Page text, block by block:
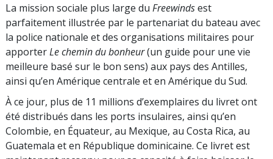
La mission sociale plus large du Freewindsest
parfaitement illustrée par le partenariat du bateau avec
la police nationale et des organisations militaires pour
apporterLe chemin du bonheur(un guide pour une vie
meilleure basé sur le bon sens) aux pays des Antilles,
ainsi qu’en Amérique centrale et en Amérique du Sud.
À ce jour, plus de 11 millions d’exemplaires du livret ont
été distribués dans les ports insulaires, ainsi qu’en
Colombie, en Équateur, au Mexique, au Costa Rica, au
Guatemala et en République dominicaine. Ce livret est